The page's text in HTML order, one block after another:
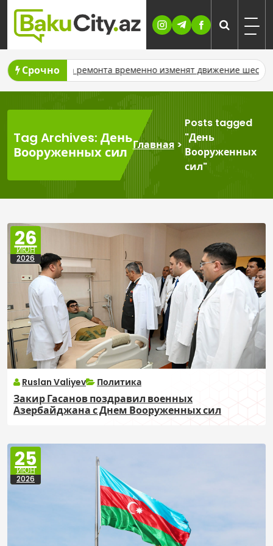
Skip
content
Срочно
временно изменят движение шести автобусных
Tag Archives: День
Вооруженных сил Главная>
Posts tagged
"День
Вооруженных
сил"
26
ИЮН
2026
Ruslan Valiyev Политика
Закир Гасанов поздравил военных
Азербайджана с Днем Вооруженных сил
25
ИЮН
2026